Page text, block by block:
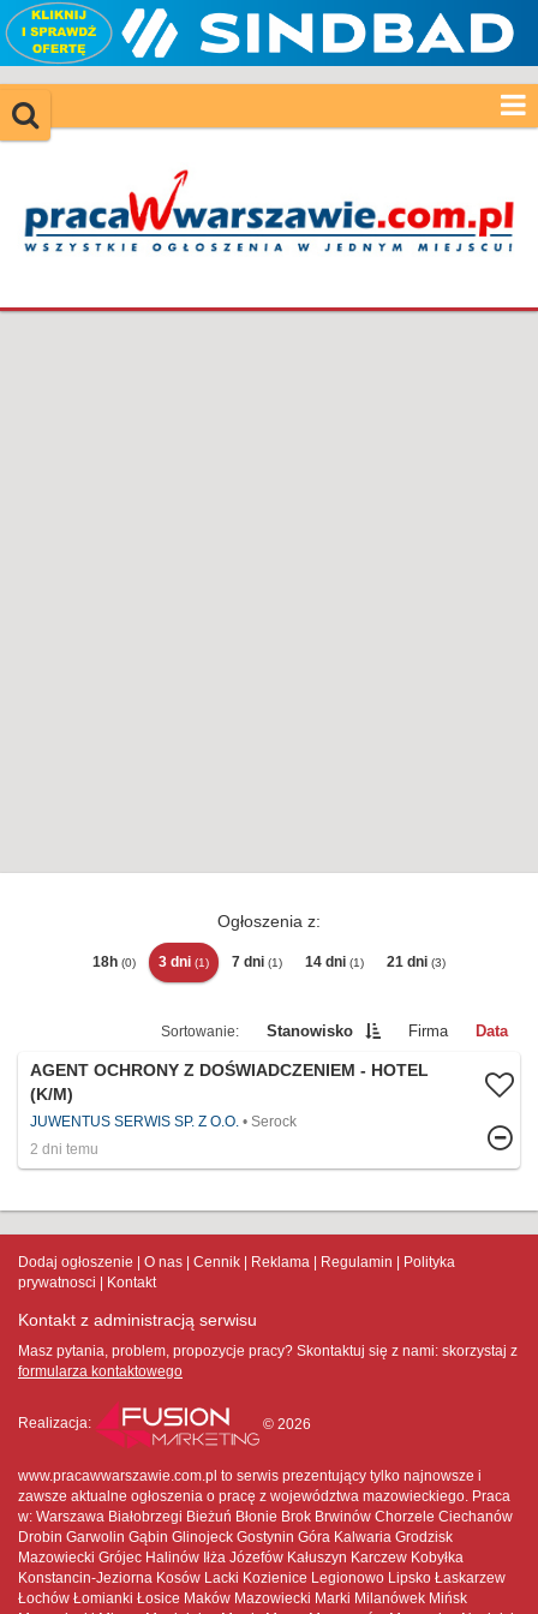
Ogłoszenia z:
18h (0) 3 dni (1) 7 dni (1) 14 dni (1) 21 dni (3)
Stanowisko Firma Data
AGENT OCHRONY Z DOŚWIADCZENIEM - HOTEL
(K/M)
JUWENTUS SERWIS SP. Z O.O.
Serock
2 dni temu
Dodaj ogłoszenie O nas Cennik Reklama Regulamin
Polityka
prywatnosci
Kontakt
Kontakt z administracją serwisu
Masz pytania, problem, propozycje pracy? Skontaktuj się z nami: skorzystaj z
formularza kontaktowego
Realizacja: © 2026
www.pracawwarszawie.com.pl to serwis prezentujący tylko najnowsze i
zawsze aktualne ogłoszenia o pracę z województwa mazowieckiego. Praca
w: Warszawa Białobrzegi Bieżuń Błonie Brok Brwinów Chorzele Ciechanów
Drobin Garwolin Gąbin Glinojeck Gostynin Góra Kalwaria Grodzisk
Mazowiecki Grójec Halinów Iłża Józefów Kałuszyn Karczew Kobyłka
Konstancin-Jeziorna Kosów Lacki Kozienice Legionowo Lipsko Łaskarzew
Łochów Łomianki Łosice Maków Mazowiecki Marki Milanówek Mińsk